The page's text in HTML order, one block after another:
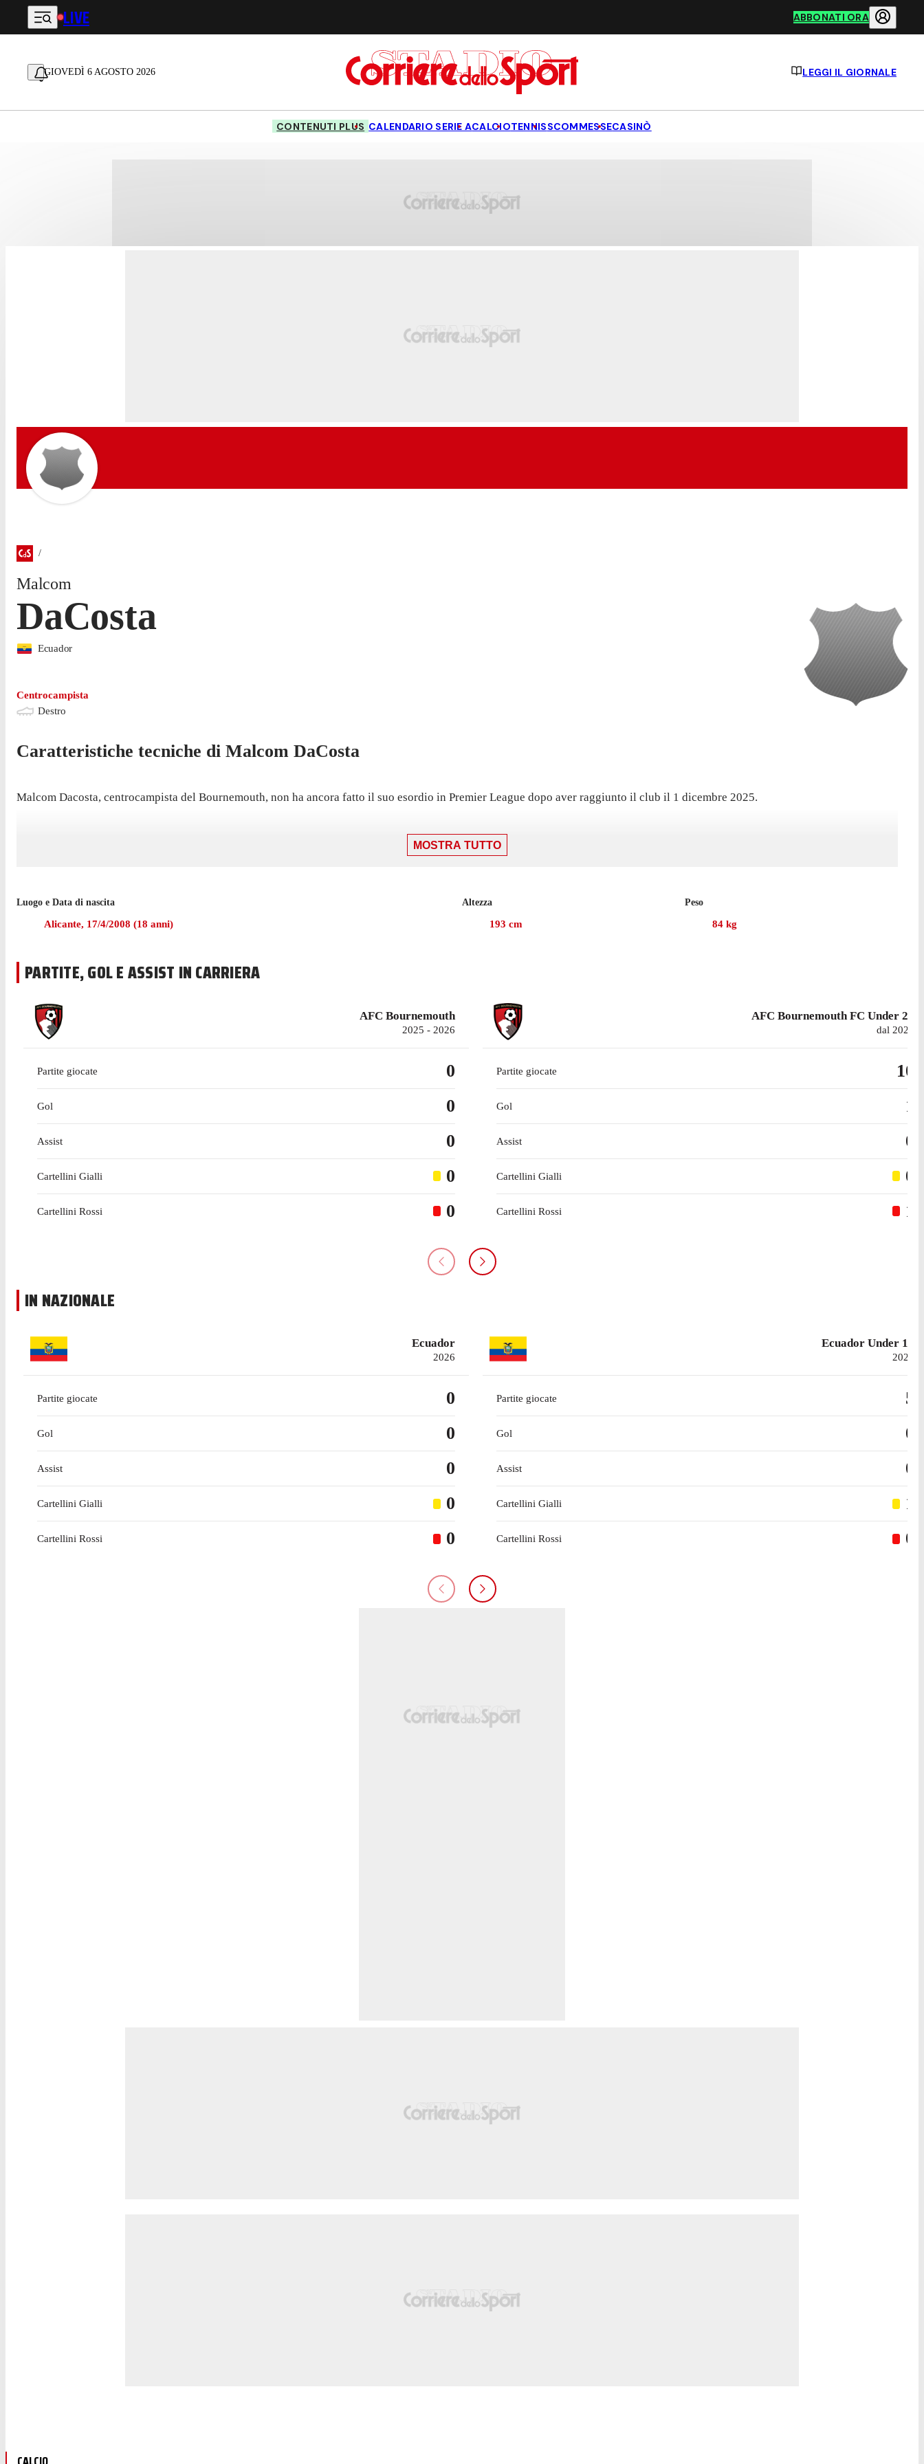
Vai al contenuto principale
LIVE ABBONATI ORA
GIOVEDÌ 6 AGOSTO 2026 LEGGI IL GIORNALE
CONTENUTI PLUS CALENDARIO SERIE ACALCIOTENNISSCOMMESSECASINÒ
Malcom
DaCosta
Ecuador
Centrocampista
Destro
Caratteristiche tecniche di Malcom DaCosta
Malcom Dacosta, centrocampista del Bournemouth, non ha ancora fatto il suo esordio in Premier League dopo aver raggiunto il club il 1 dicembre 2025.
MOSTRA TUTTO
Luogo e Data di nascita
Alicante, 17/4/2008 (18 anni)
Altezza
193 cm
Peso
84 kg
PARTITE, GOL E ASSIST IN CARRIERA
AFC Bournemouth
2025 - 2026
Partite giocate 0
Gol 0
Assist 0
Cartellini Gialli 0
Cartellini Rossi 0
AFC Bournemouth FC Under 21
dal 2024
Partite giocate 10
Gol 1
Assist 0
Cartellini Gialli 0
Cartellini Rossi 1
IN NAZIONALE
Ecuador
2026
Partite giocate 0
Gol 0
Assist 0
Cartellini Gialli 0
Cartellini Rossi 0
Ecuador Under 17
2025
Partite giocate 5
Gol 0
Assist 0
Cartellini Gialli 1
Cartellini Rossi 0